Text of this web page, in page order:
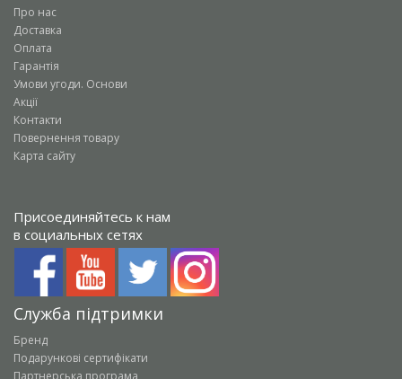
Про нас
Доставка
Оплата
Гарантія
Умови угоди. Основи
Акції
Контакти
Повернення товару
Карта сайту
Присоединяйтесь к нам
в социальных сетях
Служба підтримки
Бренд
Подарункові сертифікати
Партнерська програма